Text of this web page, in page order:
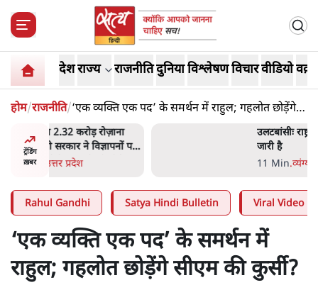
देशराज्य राजनीतिदुनियाविश्लेषणविचारवीडियो
होम/राजनीति/‘एक व्यक्ति एक पद’ के समर्थन में राहुल; गहलोत छोड़ेंगे
सीएम की कुर्सी?
ट्रेंडिंग
ख़बर
पर
उलटबांसीः राष्ट्र के चरित्र की मरम्मत
Rahul Gandhi Satya Hindi Bulletin Viral Video
‘एक व्यक्ति एक पद’ के समर्थन में
राहुल; गहलोत छोड़ेंगे सीएम की कुर्सी?